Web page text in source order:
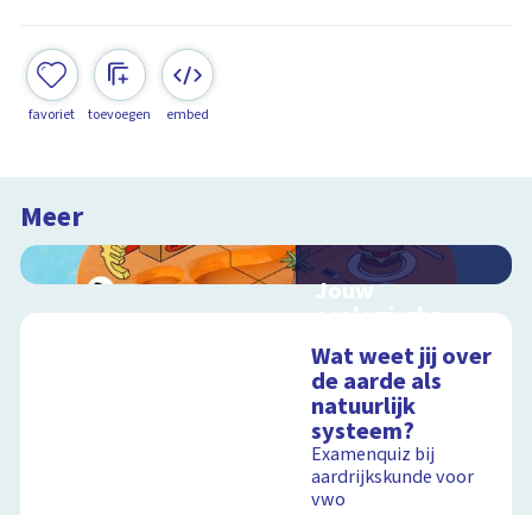
favoriet toevoegen embed
Meer
Jouw
ecologische
voetafdruk
Ontdek hoe jouw
levensstijl invloed
heeft op de aarde
Wat weet jij over
de aarde als
natuurlijk
systeem?
Examenquiz bij
aardrijkskunde voor
vwo